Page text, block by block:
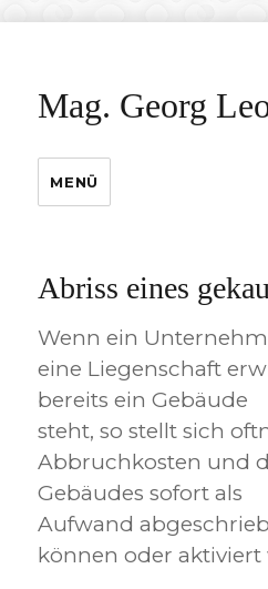
Mag. Georg
MENÜ
Abriss eines
Wenn ein
eine Liegenschaft
bereits ein Gebäude
steht, so stellt sich
Abbruchkosten und
Gebäudes sofort als
Aufwand
können oder